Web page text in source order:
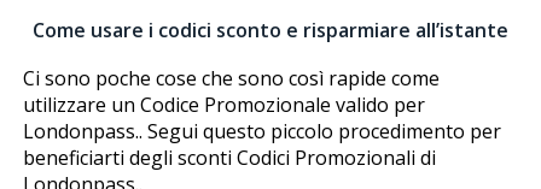
Come usare i codici sconto e risparmiare all’istante
Ci sono poche cose che sono così rapide come
utilizzare un Codice Promozionale valido per
Londonpass.. Segui questo piccolo procedimento per
beneficiarti degli sconti Codici Promozionali di